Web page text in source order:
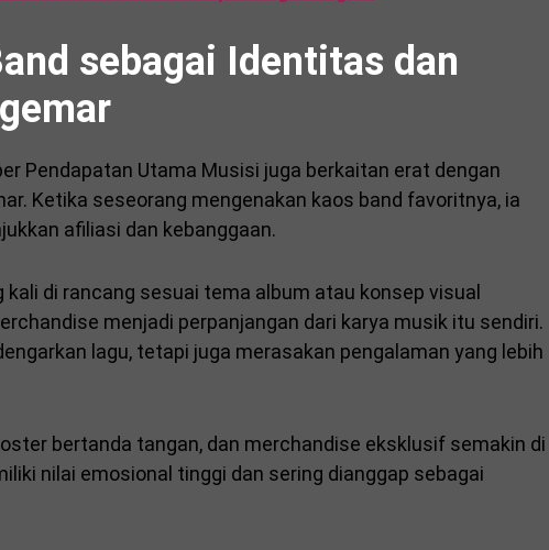
sebagai Identitas dan
Pendapatan Utama Musisi juga berkaitan erat dengan
Ketika seseorang mengenakan kaos band favoritnya, ia
afiliasi dan kebanggaan.
kali di rancang sesuai tema album atau konsep visual
menjadi perpanjangan dari karya musik itu sendiri.
lagu, tetapi juga merasakan pengalaman yang lebih
bertanda tangan, dan merchandise eksklusif semakin di
nilai emosional tinggi dan sering dianggap sebagai